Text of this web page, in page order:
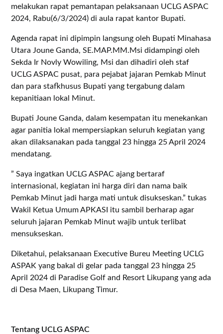
melakukan rapat pemantapan pelaksanaan UCLG ASPAC
2024, Rabu(6/3/2024) di aula rapat kantor Bupati.
Agenda rapat ini dipimpin langsung oleh Bupati Minahasa
Utara Joune Ganda, SE.MAP.MM.Msi didampingi oleh
Sekda Ir Novly Wowiling, Msi dan dihadiri oleh staf
UCLG ASPAC pusat, para pejabat jajaran Pemkab Minut
dan para stafkhusus Bupati yang tergabung dalam
kepanitiaan lokal Minut.
Bupati Joune Ganda, dalam kesempatan itu menekankan
agar panitia lokal mempersiapkan seluruh kegiatan yang
akan dilaksanakan pada tanggal 23 hingga 25 April 2024
mendatang.
” Saya ingatkan UCLG ASPAC ajang bertaraf
internasional, kegiatan ini harga diri dan nama baik
Pemkab Minut jadi harga mati untuk disukseskan.” tukas
Wakil Ketua Umum APKASI itu sambil berharap agar
seluruh jajaran Pemkab Minut wajib untuk terlibat
mensukseskan.
Diketahui, pelaksanaan Executive Bureu Meeting UCLG
ASPAK yang bakal di gelar pada tanggal 23 hingga 25
April 2024 di Paradise Golf and Resort Likupang yang ada
di Desa Maen, Likupang Timur.
Tentang UCLG ASPAC